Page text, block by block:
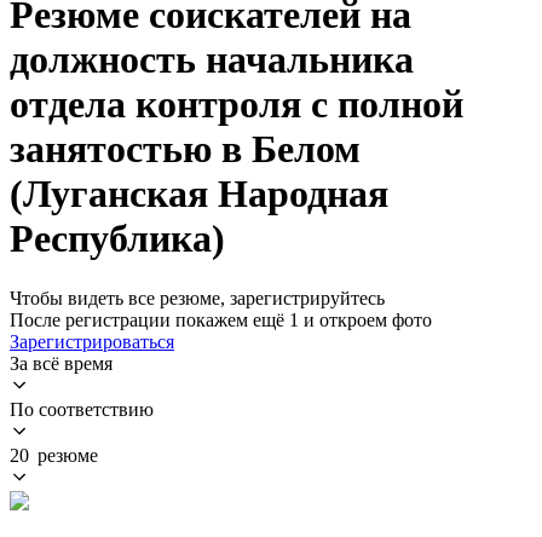
Резюме соискателей на
должность начальника
отдела контроля с полной
занятостью в Белом
(Луганская Народная
Республика)
Чтобы видеть все резюме, зарегистрируйтесь
После регистрации покажем ещё 1 и откроем фото
Зарегистрироваться
За всё время
По соответствию
20 резюме